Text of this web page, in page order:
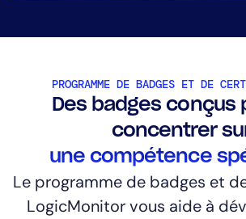
PROGRAMME DE BADGES ET DE
Des badges conçus
concentrer
une compétence
Le programme de badges et
LogicMonitor vous aide à